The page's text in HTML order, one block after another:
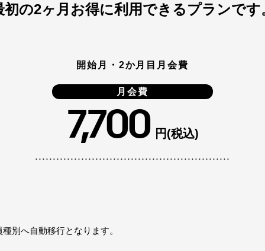
初の2ヶ月お得に利用できるプランです
開始月・2か月目月会費
月会費
7,700 円(税込)
別へ自動移行となります。